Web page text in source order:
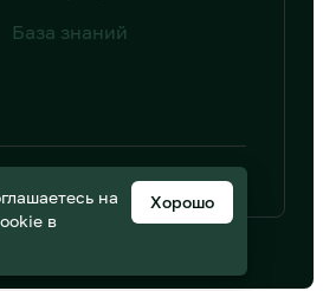
База знаний
Дизайн от AIC
на
в
Хорошо